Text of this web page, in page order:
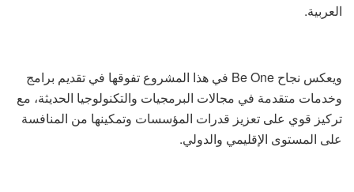
العربية.
ويعكس نجاح Be One في هذا المشروع تفوقها في تقديم برامج
وخدمات متقدمة في مجالات البرمجيات والتكنولوجيا الحديثة، مع
تركيز قوي على تعزيز قدرات المؤسسات وتمكينها من المنافسة
على المستوى الإقليمي والدولي.